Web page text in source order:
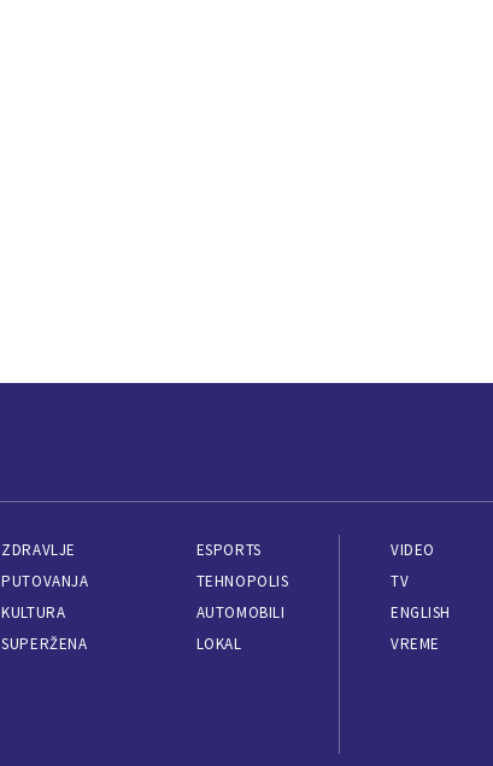
ZDRAVLJE
PUTOVANJA
KULTURA
SUPERŽENA
ESPORTS
TEHNOPOLIS
AUTOMOBILI
LOKAL
VIDEO
TV
ENGLISH
VREME